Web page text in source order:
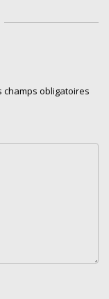
champs obligatoires